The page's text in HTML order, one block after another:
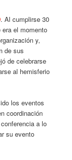
. Al cumplirse 30
el momento
y,
de sus
de celebrarse
al hemisferio
los eventos
coordinación
a lo
su evento